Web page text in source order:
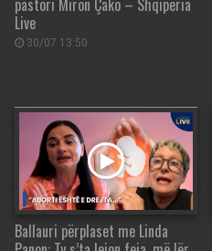
pastori Miron Çako – Shqipëria
Live
30/07 13:50
Ballauri përplaset me Linda